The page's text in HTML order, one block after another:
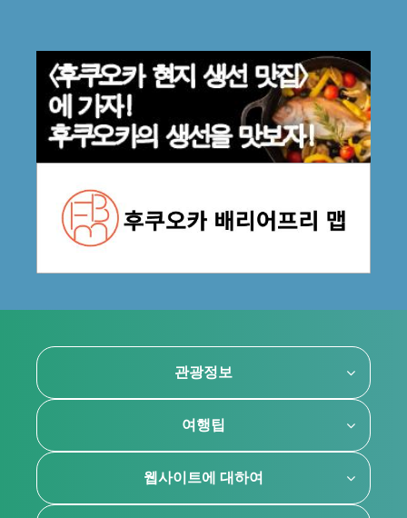
관광정보
여행팁
웹사이트에 대하여